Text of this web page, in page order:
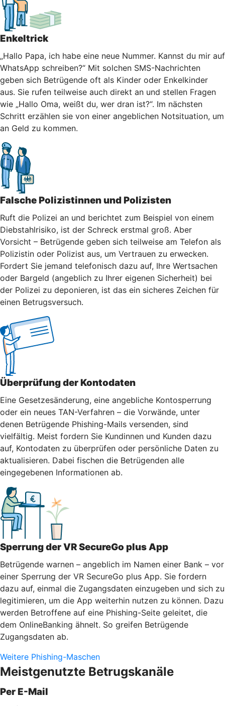
Enkeltrick
„Hallo Papa, ich habe eine neue Nummer. Kannst du mir auf
WhatsApp schreiben?“ Mit solchen SMS-Nachrichten
geben sich Betrügende oft als Kinder oder Enkelkinder
aus. Sie rufen teilweise auch direkt an und stellen Fragen
wie „Hallo Oma, weißt du, wer dran ist?“. Im nächsten
Schritt erzählen sie von einer angeblichen Notsituation, um
an Geld zu kommen.
Falsche Polizistinnen und Polizisten
Ruft die Polizei an und berichtet zum Beispiel von einem
Diebstahlrisiko, ist der Schreck erstmal groß. Aber
Vorsicht – Betrügende geben sich teilweise am Telefon als
Polizistin oder Polizist aus, um Vertrauen zu erwecken.
Fordert Sie jemand telefonisch dazu auf, Ihre Wertsachen
oder Bargeld (angeblich zu Ihrer eigenen Sicherheit) bei
der Polizei zu deponieren, ist das ein sicheres Zeichen für
einen Betrugsversuch.
Überprüfung der Kontodaten
Eine Gesetzesänderung, eine angebliche Kontosperrung
oder ein neues TAN-Verfahren – die Vorwände, unter
denen Betrügende Phishing-Mails versenden, sind
vielfältig. Meist fordern Sie Kundinnen und Kunden dazu
auf, Kontodaten zu überprüfen oder persönliche Daten zu
aktualisieren. Dabei fischen die Betrügenden alle
eingegebenen Informationen ab.
Sperrung der VR SecureGo plus App
Betrügende warnen – angeblich im Namen einer Bank – vor
einer Sperrung der VR SecureGo plus App. Sie fordern
dazu auf, einmal die Zugangsdaten einzugeben und sich zu
legitimieren, um die App weiterhin nutzen zu können. Dazu
werden Betroffene auf eine Phishing-Seite geleitet, die
dem OnlineBanking ähnelt. So greifen Betrügende
Zugangsdaten ab.
Weitere Phishing-Maschen
Meistgenutzte Betrugskanäle
Per E-Mail